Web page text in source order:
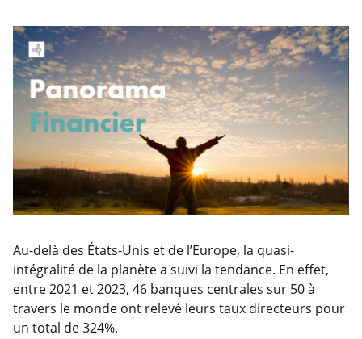
Au-delà des États-Unis et de l’Europe, la quasi-
intégralité de la planète a suivi la tendance. En effet,
entre 2021 et 2023, 46 banques centrales sur 50 à
travers le monde ont relevé leurs taux directeurs pour
un total de 324%.